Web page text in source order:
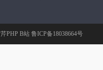
PHP B站 鲁ICP备18038664号